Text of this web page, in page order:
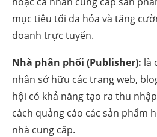
mục tiêu tối đa hóa và tăng
doanh trực tuyến.
Nhà phân phối (Publisher): là
nhân sở hữu các trang web,
hội có khả năng tạo ra thu
cách quảng cáo các sản phẩm
nhà cung cấp.